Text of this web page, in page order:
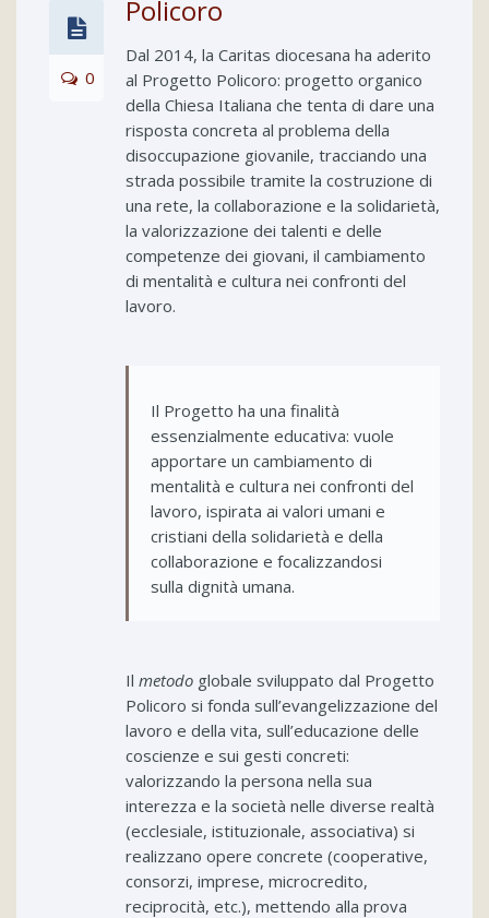
0
Policoro
Dal 2014, la Caritas diocesana ha aderito
al Progetto Policoro: progetto organico
della Chiesa Italiana che tenta di dare una
risposta concreta al problema della
disoccupazione giovanile, tracciando una
strada possibile tramite la costruzione di
una rete, la collaborazione e la solidarietà,
la valorizzazione dei talenti e delle
competenze dei giovani, il cambiamento
di mentalità e cultura nei confronti del
lavoro.
Il Progetto ha una finalità
essenzialmente educativa: vuole
apportare un cambiamento di
mentalità e cultura nei confronti del
lavoro, ispirata ai valori umani e
cristiani della solidarietà e della
collaborazione e focalizzandosi
sulla dignità umana.
Il metodo globale sviluppato dal Progetto
Policoro si fonda sull’evangelizzazione del
lavoro e della vita, sull’educazione delle
coscienze e sui gesti concreti:
valorizzando la persona nella sua
interezza e la società nelle diverse realtà
(ecclesiale, istituzionale, associativa) si
realizzano opere concrete (cooperative,
consorzi, imprese, microcredito,
reciprocità, etc.), mettendo alla prova